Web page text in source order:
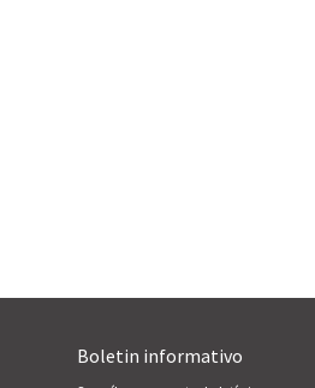
Boletin informativo